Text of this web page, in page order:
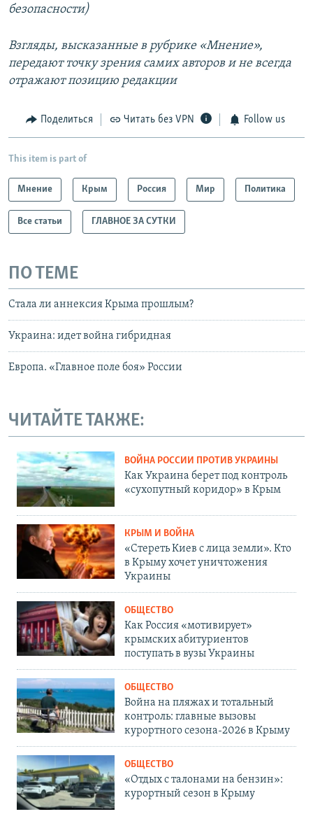
безопасности)
Взгляды, высказанные в рубрике «Мнение»,
передают точку зрения самих авторов и не всегда
отражают позицию редакции
Поделиться Читать без VPN Follow us
This item is part of
Мнение Крым Россия Мир Политика
Все статьи ГЛАВНОЕ ЗА СУТКИ
ПО ТЕМЕ
Стала ли аннексия Крыма прошлым?
Украина: идет война гибридная
Европа. «Главное поле боя» России
ЧИТАЙТЕ ТАКЖЕ:
ВОЙНА РОССИИ ПРОТИВ УКРАИНЫ
Как Украина берет под контроль
«сухопутный коридор» в Крым
КРЫМ И ВОЙНА
«Стереть Киев с лица земли». Кто
в Крыму хочет уничтожения
Украины
ОБЩЕСТВО
Как Россия «мотивирует»
крымских абитуриентов
поступать в вузы Украины
ОБЩЕСТВО
Война на пляжах и тотальный
контроль: главные вызовы
курортного сезона-2026 в Крыму
ОБЩЕСТВО
«Отдых с талонами на бензин»:
курортный сезон в Крыму